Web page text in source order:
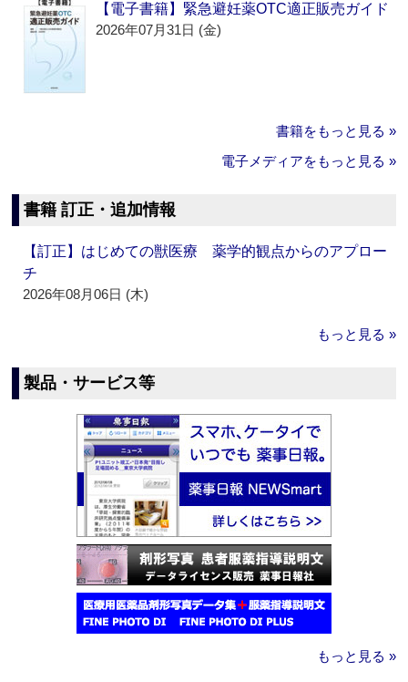
【電子書籍】緊急避妊薬OTC適正販売ガイド
2026年07月31日 (金)
書籍をもっと見る »
電子メディアをもっと見る »
書籍 訂正・追加情報
【訂正】はじめての獣医療 薬学的観点からのアプロー
チ
2026年08月06日 (木)
もっと見る »
製品・サービス等
もっと見る »